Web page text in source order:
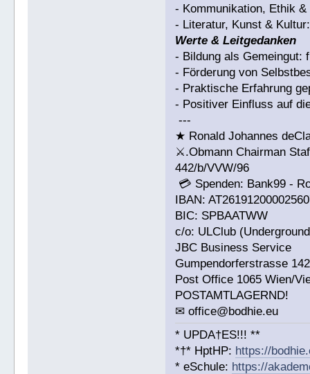
- Kommunikation, Ethik
- Literatur, Kunst &
Werte & Leitgedanken
- Bildung als Gemeingut:
- Förderung von
- Praktische Erfahrung
- Positiver Einfluss auf
---
★ Ronald Johannes
⚔.Obmann Chairman
442/b/VVW/96
💳 Spenden: Bank99 -
IBAN:
BIC: SPBAATWW
c/o: ULClub
JBC Business Service
Gumpendorferstrasse 142
Post Office 1065 Wien/
POSTAMTLAGERND!
✉ office@bodhie.eu
* UPDA†ES!!! **
*†* HptHP: https://
* eSchule: https://